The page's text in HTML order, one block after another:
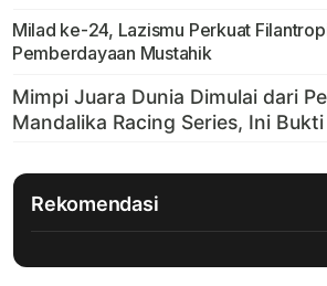
Milad ke-24, Lazismu Perkuat
Pemberdayaan Mustahik
Rekomendasi